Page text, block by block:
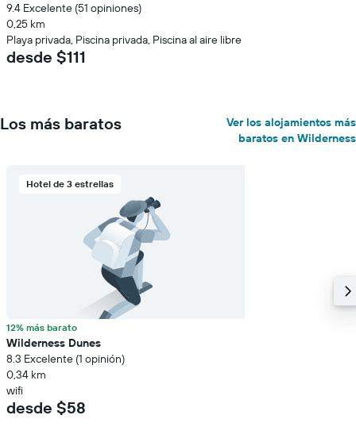
9.4 Excelente (51 opiniones)
0,25 km
Playa privada, Piscina privada, Piscina al aire libre
desde $111
Los más baratos
Ver los alojamientos más
baratos en Wilderness
Hotel de 3 estrellas
12% más barato
Wilderness Dunes
8.3 Excelente (1 opinión)
0,34 km
wifi
desde $58